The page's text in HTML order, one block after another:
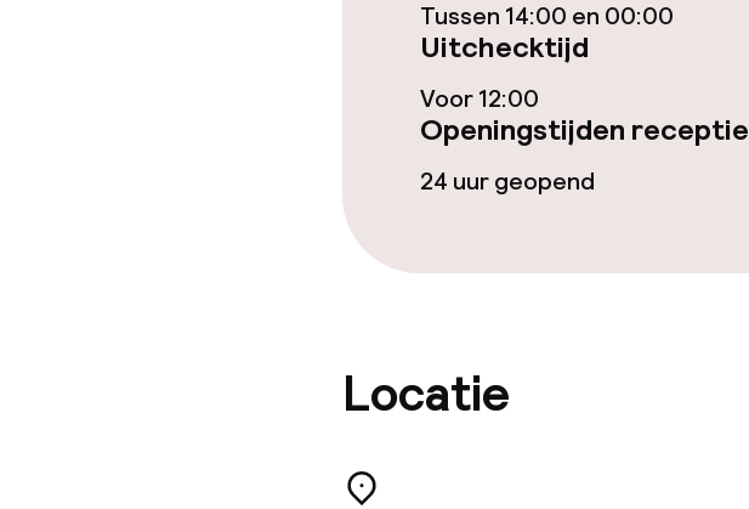
Wasservice
Zakelijke faciliteiten
Vergaderruimte
Beleid
Tussen 14:00 en 00:00
Uitchecktijd
Voor 12:00
Openingstijden receptie
24 uur geopend
Locatie